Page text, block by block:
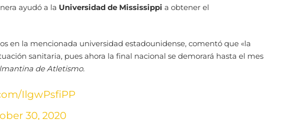
ayudó a la Universidad de Mississippi a obtener el
en la mencionada universidad estadounidense, comentó que «la
sanitaria, pues ahora la final nacional se demorará hasta el mes
de Atletismo.
IlgwPsfiPP
30, 2020